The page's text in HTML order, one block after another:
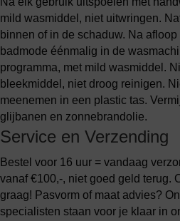
mild wasmiddel, niet uitwringen.
binnen of in de schaduw. Na
badmode éénmalig in de
programma, met mild wasmiddel.
bleekmiddel, niet droog reinigen.
meenemen in een plastic tas.
glijbanen en zonnebrandolie.
Service en Verzending
Bestel voor 16 uur = vandaag
vanaf €100,-, niet goed geld terug.
graag! Pasvorm of maat advies?
specialisten staan voor je klaar in